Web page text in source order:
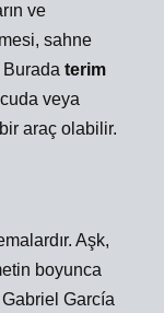
ve
sahne
Burada terim
veya
araç olabilir.
Aşk,
boyunca
García